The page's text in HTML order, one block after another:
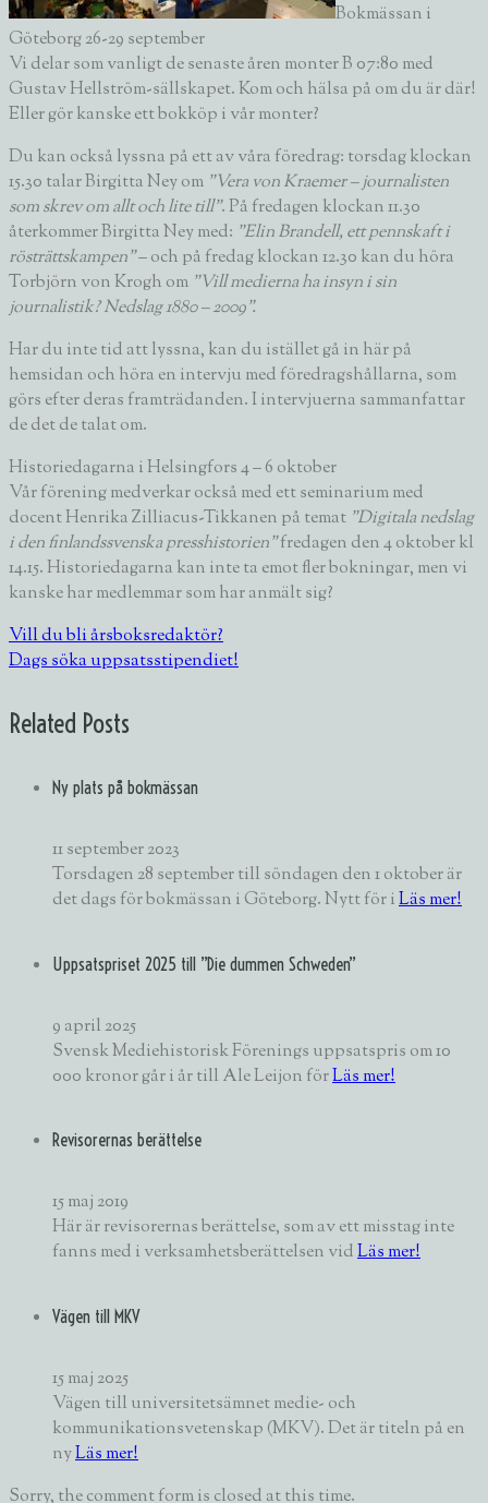
Bokmässan i
Göteborg 26-29 september
Vi delar som vanligt de senaste åren monter B 07:80 med
Gustav Hellström-sällskapet. Kom och hälsa på om du är där!
Eller gör kanske ett bokköp i vår monter?
Du kan också lyssna på ett av våra föredrag: torsdag klockan
15.30 talarBirgitta Neyom ”Vera von Kraemer – journalisten
som skrev om allt och lite till”. På fredagen klockan 11.30
återkommer Birgitta Ney med: ”Elin Brandell, ett pennskaft i
rösträttskampen”– och på fredag klockan 12.30 kan du höra
Torbjörn von Krogh om ”Vill medierna ha insyn i sin
journalistik? Nedslag 1880 – 2009”.
Har du inte tid att lyssna, kan du istället gå in här på
hemsidan och höra en intervju med föredragshållarna, som
görs efter deras framträdanden. I intervjuerna sammanfattar
de det de talat om.
Historiedagarna i Helsingfors 4 – 6 oktober
Vår förening medverkar också med ett seminarium med
docentHenrika Zilliacus-Tikkanen på temat ”Digitala nedslag
i den finlandssvenska presshistorien”fredagen den 4 oktober kl
14.15. Historiedagarna kan inte ta emot fler bokningar, men vi
kanske har medlemmar som har anmält sig?
Vill du bli årsboksredaktör?
Dags söka uppsatsstipendiet!
Related Posts
Ny plats på bokmässan
11 september 2023
Torsdagen 28 september till söndagen den 1 oktober är
det dags för bokmässan i Göteborg. Nytt för iLäs mer!
Uppsatspriset 2025 till ”Die dummen Schweden”
9 april 2025
Svensk Mediehistorisk Förenings uppsatspris om 10
000 kronor går i år till Ale Leijon förLäs mer!
Revisorernas berättelse
15 maj 2019
Här är revisorernas berättelse, som av ett misstag inte
fanns med i verksamhetsberättelsen vidLäs mer!
Vägen till MKV
15 maj 2025
Vägen till universitetsämnet medie- och
kommunikationsvetenskap (MKV). Det är titeln på en
nyLäs mer!
Sorry, the comment form is closed at this time.